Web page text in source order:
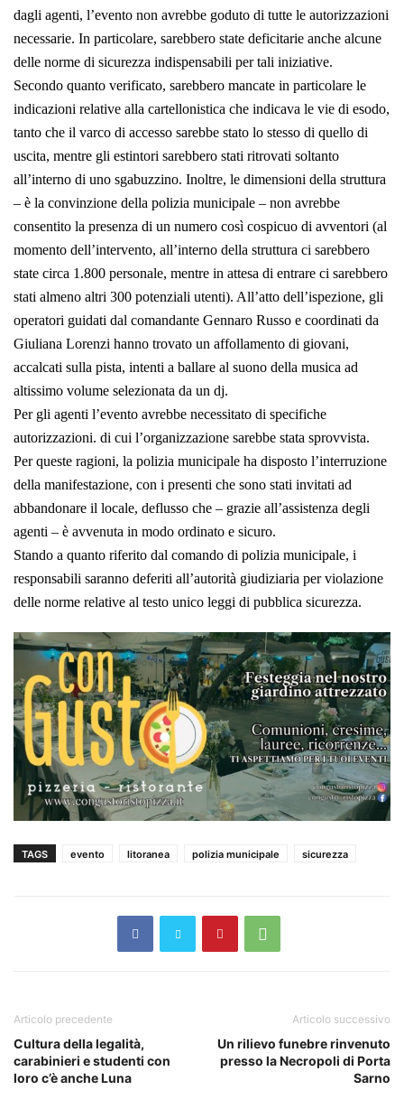
dagli agenti, l’evento non avrebbe goduto di tutte le autorizzazioni
necessarie. In particolare, sarebbero state deficitarie anche alcune
delle norme di sicurezza indispensabili per tali iniziative.
Secondo quanto verificato, sarebbero mancate in particolare le
indicazioni relative alla cartellonistica che indicava le vie di esodo,
tanto che il varco di accesso sarebbe stato lo stesso di quello di
uscita, mentre gli estintori sarebbero stati ritrovati soltanto
all’interno di uno sgabuzzino. Inoltre, le dimensioni della struttura
– è la convinzione della polizia municipale – non avrebbe
consentito la presenza di un numero così cospicuo di avventori (al
momento dell’intervento, all’interno della struttura ci sarebbero
state circa 1.800 personale, mentre in attesa di entrare ci sarebbero
stati almeno altri 300 potenziali utenti). All’atto dell’ispezione, gli
operatori guidati dal comandante Gennaro Russo e coordinati da
Giuliana Lorenzi hanno trovato un affollamento di giovani,
accalcati sulla pista, intenti a ballare al suono della musica ad
altissimo volume selezionata da un dj.
Per gli agenti l’evento avrebbe necessitato di specifiche
autorizzazioni. di cui l’organizzazione sarebbe stata sprovvista.
Per queste ragioni, la polizia municipale ha disposto l’interruzione
della manifestazione, con i presenti che sono stati invitati ad
abbandonare il locale, deflusso che – grazie all’assistenza degli
agenti – è avvenuta in modo ordinato e sicuro.
Stando a quanto riferito dal comando di polizia municipale, i
responsabili saranno deferiti all’autorità giudiziaria per violazione
delle norme relative al testo unico leggi di pubblica sicurezza.
TAGS evento litoranea polizia municipale sicurezza
Articolo precedente
Cultura della legalità,
carabinieri e studenti con
loro c’è anche Luna
Articolo successivo
Un rilievo funebre rinvenuto
presso la Necropoli di Porta
Sarno